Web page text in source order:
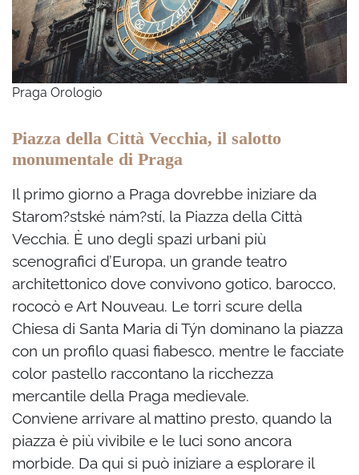
Praga Orologio
Piazza della Città Vecchia, il salotto
monumentale di Praga
Il primo giorno a Praga dovrebbe iniziare da
Starom?stské nám?stí, la Piazza della Città
Vecchia. È uno degli spazi urbani più
scenografici d’Europa, un grande teatro
architettonico dove convivono gotico, barocco,
rococò e Art Nouveau. Le torri scure della
Chiesa di Santa Maria di Týn dominano la piazza
con un profilo quasi fiabesco, mentre le facciate
color pastello raccontano la ricchezza
mercantile della Praga medievale.
Conviene arrivare al mattino presto, quando la
piazza è più vivibile e le luci sono ancora
morbide. Da qui si può iniziare a esplorare il